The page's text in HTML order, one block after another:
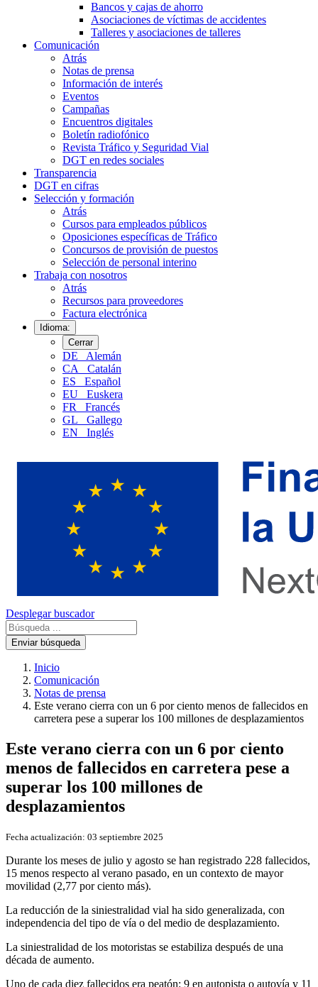
Bancos y cajas de ahorro
Asociaciones de víctimas de accidentes
Talleres y asociaciones de talleres
Comunicación
Atrás
Notas de prensa
Información de interés
Eventos
Campañas
Encuentros digitales
Boletín radiofónico
Revista Tráfico y Seguridad Vial
DGT en redes sociales
Transparencia
DGT en cifras
Selección y formación
Atrás
Cursos para empleados públicos
Oposiciones específicas de Tráfico
Concursos de provisión de puestos
Selección de personal interino
Trabaja con nosotros
Atrás
Recursos para proveedores
Factura electrónica
Idioma:
Cerrar
DE
Alemán
CA
Catalán
ES
Español
EU
Euskera
FR
Francés
GL
Gallego
EN
Inglés
Desplegar buscador
Enviar búsqueda
Inicio
Comunicación
Notas de prensa
Este verano cierra con un 6 por ciento menos de fallecidos en
carretera pese a superar los 100 millones de desplazamientos
Este verano cierra con un 6 por ciento
menos de fallecidos en carretera pese a
superar los 100 millones de
desplazamientos
Fecha actualización: 03 septiembre 2025
Durante los meses de julio y agosto se han registrado 228 fallecidos,
15 menos respecto al verano pasado, en un contexto de mayor
movilidad (2,77 por ciento más).
La reducción de la siniestralidad vial ha sido generalizada, con
independencia del tipo de vía o del medio de desplazamiento.
La siniestralidad de los motoristas se estabiliza después de una
década de aumento.
Uno de cada diez fallecidos era peatón: 9 en autopista o autovía y 11